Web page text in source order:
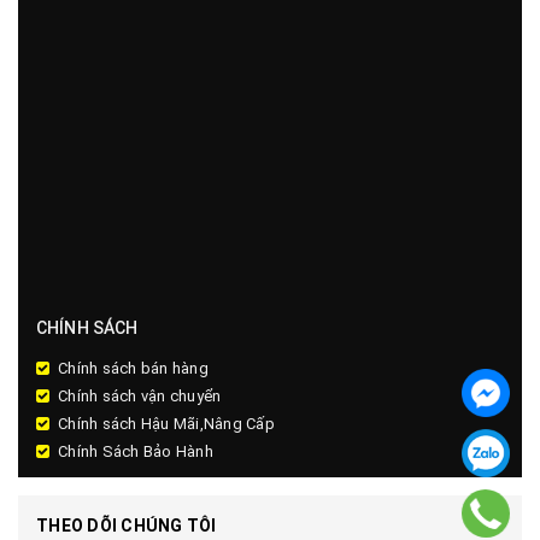
CHÍNH SÁCH
Chính sách bán hàng
Chính sách vận chuyển
Chính sách Hậu Mãi,Nâng Cấp
Chính Sách Bảo Hành
THEO DÕI CHÚNG TÔI